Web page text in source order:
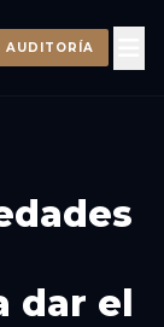
AUDITORÍA
dar el